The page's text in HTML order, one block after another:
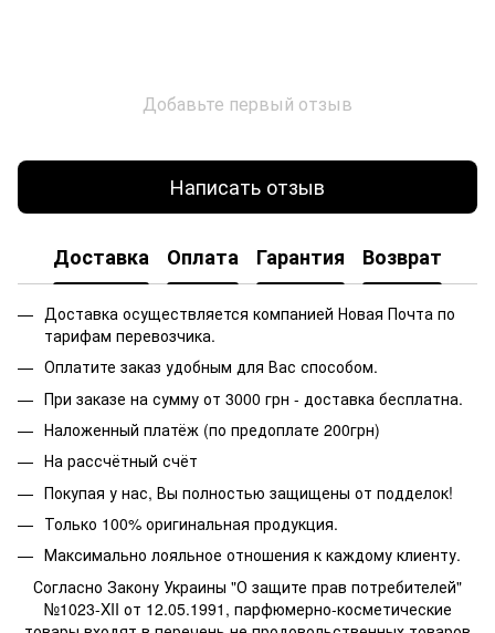
Добавьте первый отзыв
Написать отзыв
Доставка Оплата Гарантия Возврат
Доставка осуществляется компанией Новая Почта по
тарифам перевозчика.
Оплатите заказ удобным для Вас способом.
При заказе на сумму от 3000 грн - доставка бесплатна.
Наложенный платёж (по предоплате 200грн)
На рассчётный счёт
Покупая у нас, Вы полностью защищены от подделок!
Только 100% оригинальная продукция.
Максимально лояльное отношения к каждому клиенту.
Согласно Закону Украины "О защите прав потребителей"
№1023-XII от 12.05.1991, парфюмерно-косметические